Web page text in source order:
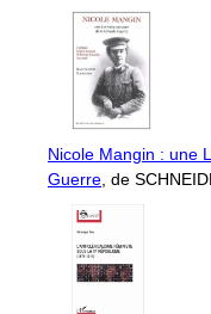
Nicole Mangin : une
Guerre , de